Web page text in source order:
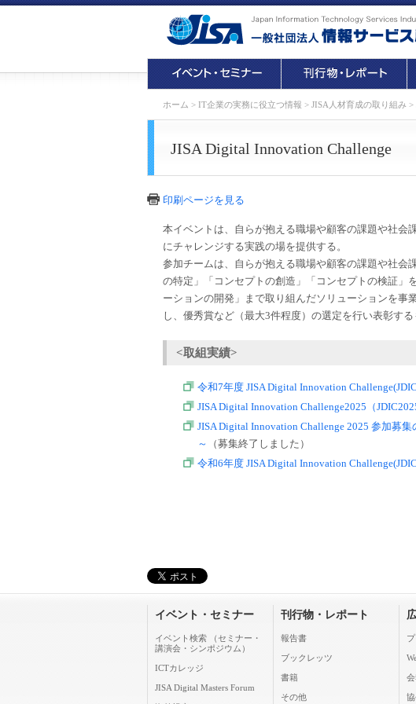
ホーム > IT企業の実務に役立つ情報 > JISA人材育成の取り組み >
JISA Digital Innovation Challenge
印刷ページを見る
本イベントは、自らが抱える職場や顧客の課題や社会
にチャレンジする実践の場を提供する。
参加チームは、自らが抱える職場や顧客の課題や社会
の特定」「コンセプトの創造」「コンセプトの検証」
ーションの開発」まで取り組んだソリューションを事
し、優秀賞など（最大3件程度）の選定を行い表彰する
<取組実績>
令和7年度 JISA Digital Innovation
JISA Digital Innovation Challenge2025（
JISA Digital Innovation Challenge 2025 参加募
～
（募集終了しました）
令和6年度 JISA Digital Innovation
イベント・セミナー
イベント検索 （セミナー・
講演会・シンポジウム）
ICTカレッジ
JISA Digital Masters Forum
刊行物・レポート
報告書
ブックレッツ
書籍
その他